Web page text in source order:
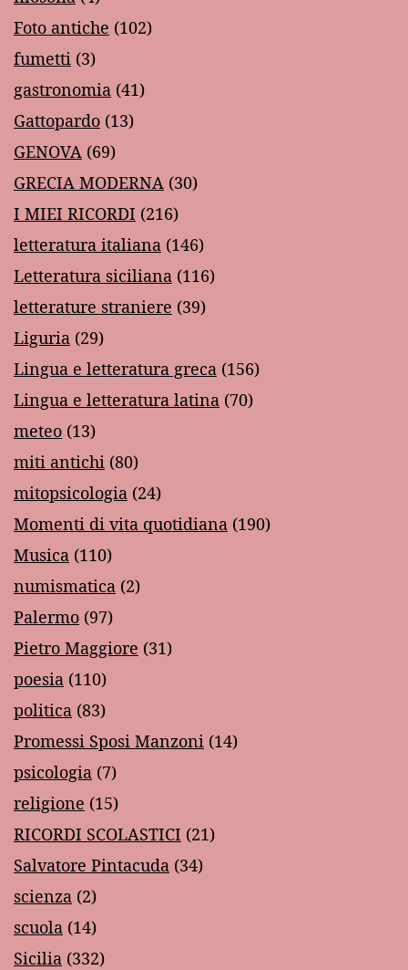
Foto antiche (102)
fumetti (3)
gastronomia (41)
Gattopardo (13)
GENOVA (69)
GRECIA MODERNA (30)
I MIEI RICORDI (216)
letteratura italiana (146)
Letteratura siciliana (116)
letterature straniere (39)
Liguria (29)
Lingua e letteratura greca (156)
Lingua e letteratura latina (70)
meteo (13)
miti antichi (80)
mitopsicologia (24)
Momenti di vita quotidiana (190)
Musica (110)
numismatica (2)
Palermo (97)
Pietro Maggiore (31)
poesia (110)
politica (83)
Promessi Sposi Manzoni (14)
psicologia (7)
religione (15)
RICORDI SCOLASTICI (21)
Salvatore Pintacuda (34)
scienza (2)
scuola (14)
Sicilia (332)